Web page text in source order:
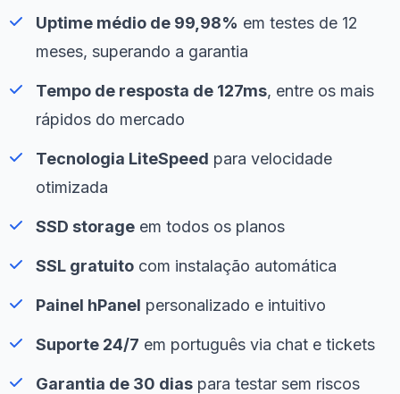
Uptime médio de 99,98% em testes de 12
meses, superando a garantia
Tempo de resposta de 127ms, entre os mais
rápidos do mercado
Tecnologia LiteSpeed para velocidade
otimizada
SSD storage em todos os planos
SSL gratuito com instalação automática
Painel hPanel personalizado e intuitivo
Suporte 24/7 em português via chat e tickets
Garantia de 30 dias para testar sem riscos